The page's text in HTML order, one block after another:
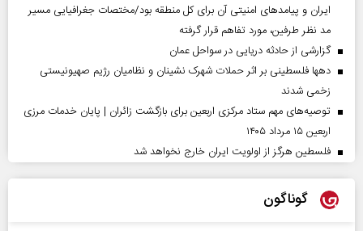
ایران و پیامد‌های امنیتی آن برای کل منطقه بود/مختصات جغرافیایی مسیر
مد نظر طرفین، مورد تفاهم قرار گرفته
گزارشی از حادثه دریایی در سواحل عمان
دهها فلسطینی بر اثر حملات شهرک نشینان و نظامیان رژیم صهیونیستی
زخمی شدند
توصیه‌های مهم ستاد مرکزی اربعین برای بازگشت زائران | پایان خدمات مرزی
اربعین ۱۵ مرداد ۱۴۰۵
فلسطین هرگز از اولویت ایران خارج نخواهد شد
گوناگون